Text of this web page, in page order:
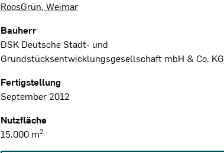
RoosGrün, Weimar
Bauherr
DSK Deutsche Stadt- und
Grundstücksentwicklungsgesellschaft mbH & Co. KG
Fertigstellung
September 2012
Nutzfläche
15.000 m2